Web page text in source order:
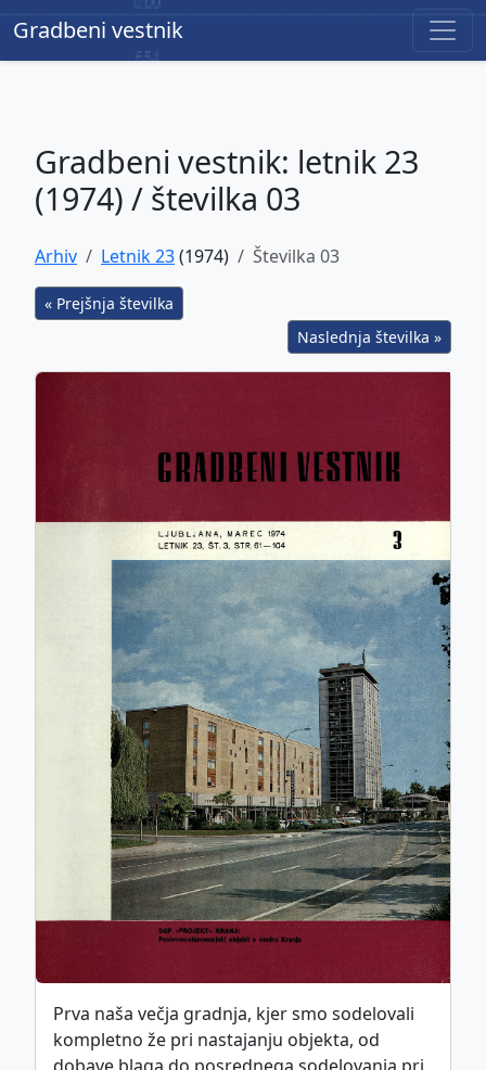
Gradbeni vestnik
Gradbeni vestnik
ISSN: 0017-2774
e-ISSN: 2536-4332
COBISS.SI-ID: 859140
UDK: 05:625
This work is licensed under
CC BY-SA 4.0
Gradbeni vestnik: letnik 23
(1974) / številka 03
Arhiv Letnik 23(1974) Številka 03
« Prejšnja številka
Naslednja številka »
Prva naša večja gradnja, kjer smo sodelovali
kompletno že pri nastajanju objekta, od